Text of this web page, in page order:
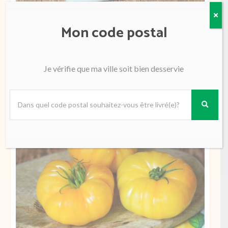
Tomate Jouno sweet baby France7.49
Tomate
baby
France
Mon code postal
Je vérifie que ma ville soit bien desservie